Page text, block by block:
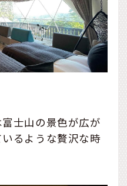
士山の景色が広が
るような贅沢な時